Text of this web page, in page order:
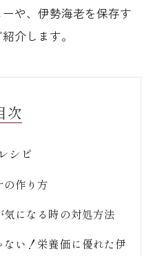
採用情報
ご意見・お問合せ
や、伊勢海老を保存す
介します。
次
シピ
の作り方
になる時の対処方法
い！栄養価に優れた伊